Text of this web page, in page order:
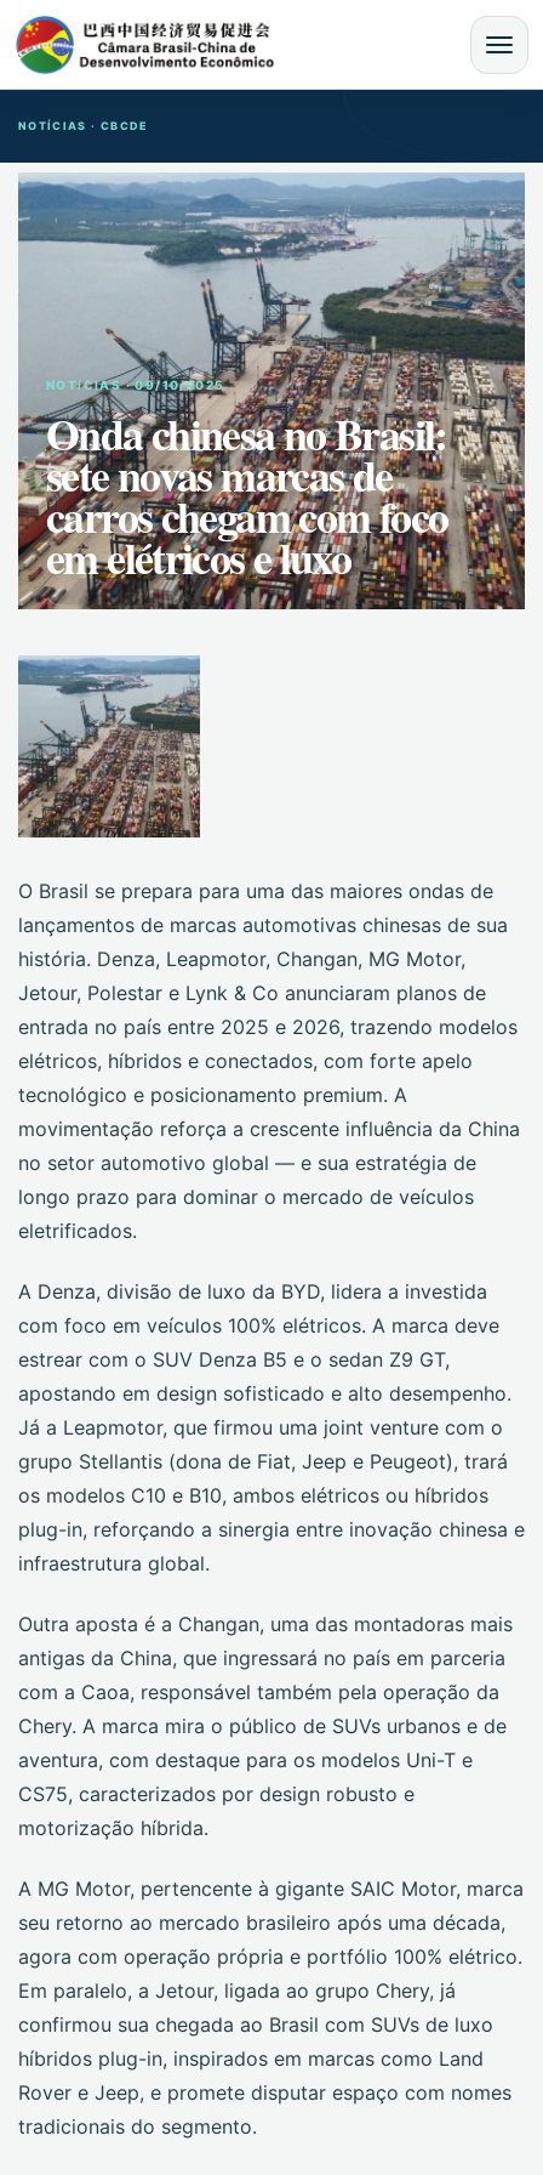
MENU
NOTÍCIAS · CBCDE
NOTíCIAS · 09/10/2025
Onda chinesa no Brasil:
sete novas marcas de
carros chegam com foco
em elétricos e luxo
O Brasil se prepara para uma das maiores ondas de
lançamentos de marcas automotivas chinesas de sua
história. Denza, Leapmotor, Changan, MG Motor,
Jetour, Polestar e Lynk & Co anunciaram planos de
entrada no país entre 2025 e 2026, trazendo modelos
elétricos, híbridos e conectados, com forte apelo
tecnológico e posicionamento premium. A
movimentação reforça a crescente influência da China
no setor automotivo global — e sua estratégia de
longo prazo para dominar o mercado de veículos
eletrificados.
A Denza, divisão de luxo da BYD, lidera a investida
com foco em veículos 100% elétricos. A marca deve
estrear com o SUV Denza B5 e o sedan Z9 GT,
apostando em design sofisticado e alto desempenho.
Já a Leapmotor, que firmou uma joint venture com o
grupo Stellantis (dona de Fiat, Jeep e Peugeot), trará
os modelos C10 e B10, ambos elétricos ou híbridos
plug-in, reforçando a sinergia entre inovação chinesa e
infraestrutura global.
Outra aposta é a Changan, uma das montadoras mais
antigas da China, que ingressará no país em parceria
com a Caoa, responsável também pela operação da
Chery. A marca mira o público de SUVs urbanos e de
aventura, com destaque para os modelos Uni-T e
CS75, caracterizados por design robusto e
motorização híbrida.
A MG Motor, pertencente à gigante SAIC Motor, marca
seu retorno ao mercado brasileiro após uma década,
agora com operação própria e portfólio 100% elétrico.
Em paralelo, a Jetour, ligada ao grupo Chery, já
confirmou sua chegada ao Brasil com SUVs de luxo
híbridos plug-in, inspirados em marcas como Land
Rover e Jeep, e promete disputar espaço com nomes
tradicionais do segmento.